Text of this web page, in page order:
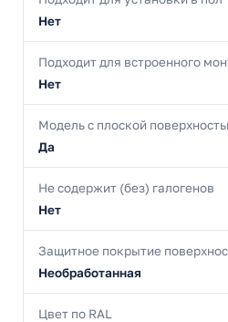
Нет
Подходит для встроенного
Нет
Модель с плоской
Да
Не содержит (без) галогенов
Нет
Защитное покрытие
Необработанная
Цвет по RAL